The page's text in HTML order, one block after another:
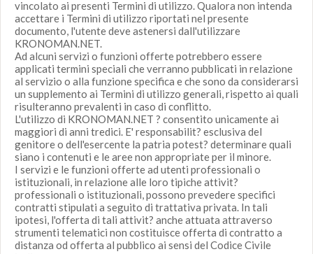
vincolato ai presenti Termini di utilizzo. Qualora non intenda
accettare i Termini di utilizzo riportati nel presente
documento, l'utente deve astenersi dall'utilizzare
KRONOMAN.NET.
Ad alcuni servizi o funzioni offerte potrebbero essere
applicati termini speciali che verranno pubblicati in relazione
al servizio o alla funzione specifica e che sono da considerarsi
un supplemento ai Termini di utilizzo generali, rispetto ai quali
risulteranno prevalenti in caso di conflitto.
L'utilizzo di KRONOMAN.NET ? consentito unicamente ai
maggiori di anni tredici. E' responsabilit? esclusiva del
genitore o dell'esercente la patria potest? determinare quali
siano i contenuti e le aree non appropriate per il minore.
I servizi e le funzioni offerte ad utenti professionali o
istituzionali, in relazione alle loro tipiche attivit?
professionali o istituzionali, possono prevedere specifici
contratti stipulati a seguito di trattativa privata. In tali
ipotesi, l'offerta di tali attivit? anche attuata attraverso
strumenti telematici non costituisce offerta di contratto a
distanza od offerta al pubblico ai sensi del Codice Civile